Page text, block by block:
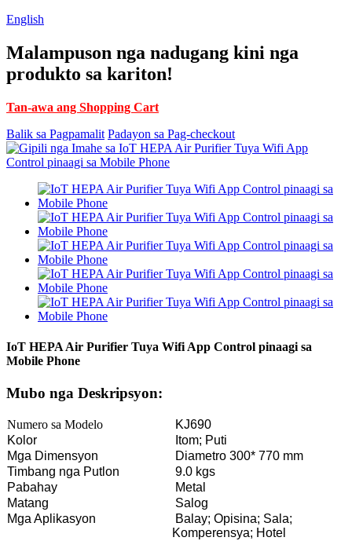
English
Malampuson nga nadugang kini nga
produkto sa kariton!
Tan-awa ang Shopping Cart
Balik sa Pagpamalit Padayon sa Pag-checkout
IoT HEPA Air Purifier Tuya Wifi App Control pinaagi sa
Mobile Phone
Mubo nga Deskripsyon:
Numero sa Modelo
KJ690
Kolor
Itom; Puti
Mga Dimensyon
Diametro 300* 770 mm
Timbang nga Putlon
9.0 kgs
Pabahay
Metal
Matang
Salog
Mga Aplikasyon
Balay; Opisina; Sala;
Komperensya; Hotel